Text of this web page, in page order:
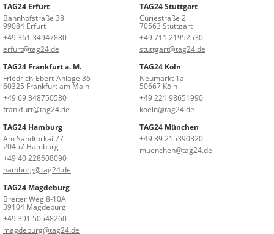
TAG24 Erfurt
Bahnhofstraße 38
99084 Erfurt
+49 361 34947880
erfurt@tag24.de
TAG24 Stuttgart
Curiestraße 2
70563 Stuttgart
+49 711 21952530
stuttgart@tag24.de
TAG24 Frankfurt a. M.
Friedrich-Ebert-Anlage 36
60325 Frankfurt am Main
+49 69 348750580
frankfurt@tag24.de
TAG24 Köln
Neumarkt 1a
50667 Köln
+49 221 98651990
koeln@tag24.de
TAG24 Hamburg
Am Sandtorkai 77
20457 Hamburg
+49 40 228608090
hamburg@tag24.de
TAG24 München
+49 89 215390320
muenchen@tag24.de
TAG24 Magdeburg
Breiter Weg 8-10A
39104 Magdeburg
+49 391 50548260
magdeburg@tag24.de